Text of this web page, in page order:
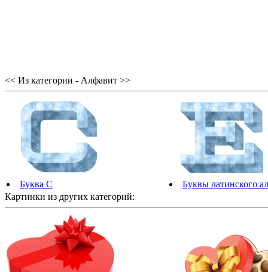
<< Из категории - Алфавит >>
Буква C
Буквы латинского
Картинки из других категорий: